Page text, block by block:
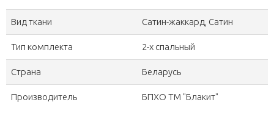
Вид ткани Сатин-жаккард, Сатин
Тип комплекта 2-х спальный
Страна Беларусь
Производитель БПХО ТМ "Блакит"